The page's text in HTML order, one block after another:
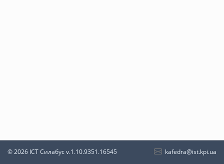
© 2026 ІСТ Силабусv.1.10.9351.16545 kafedra@ist.kpi.ua